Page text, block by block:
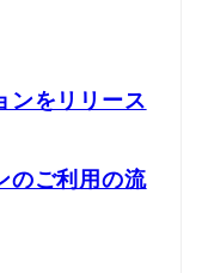
ンをリリース
のご利用の流